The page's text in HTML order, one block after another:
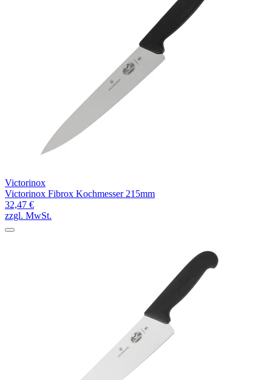
Victorinox
Victorinox Fibrox Kochmesser 215mm
32,47 €
zzgl. MwSt.